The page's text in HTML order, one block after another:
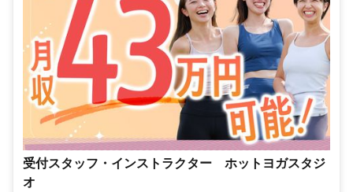
受付スタッフ・インストラクター ホットヨガスタジ
オ